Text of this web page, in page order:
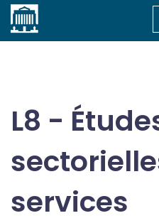
Accueil
L8 -
services